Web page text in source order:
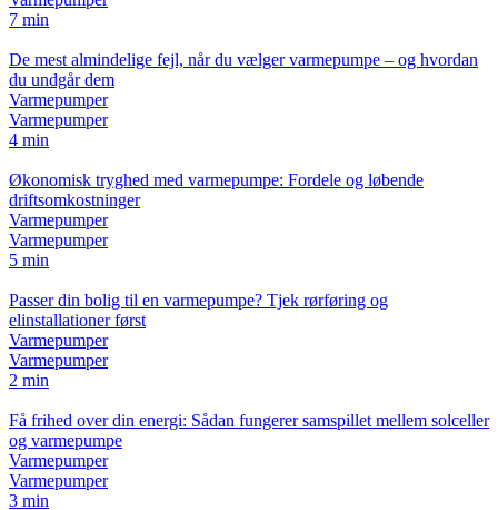
7 min
De mest almindelige fejl, når du vælger varmepumpe – og hvordan
du undgår dem
Varmepumper
Varmepumper
4 min
Økonomisk tryghed med varmepumpe: Fordele og løbende
driftsomkostninger
Varmepumper
Varmepumper
5 min
Passer din bolig til en varmepumpe? Tjek rørføring og
elinstallationer først
Varmepumper
Varmepumper
2 min
Få frihed over din energi: Sådan fungerer samspillet mellem solceller
og varmepumpe
Varmepumper
Varmepumper
3 min